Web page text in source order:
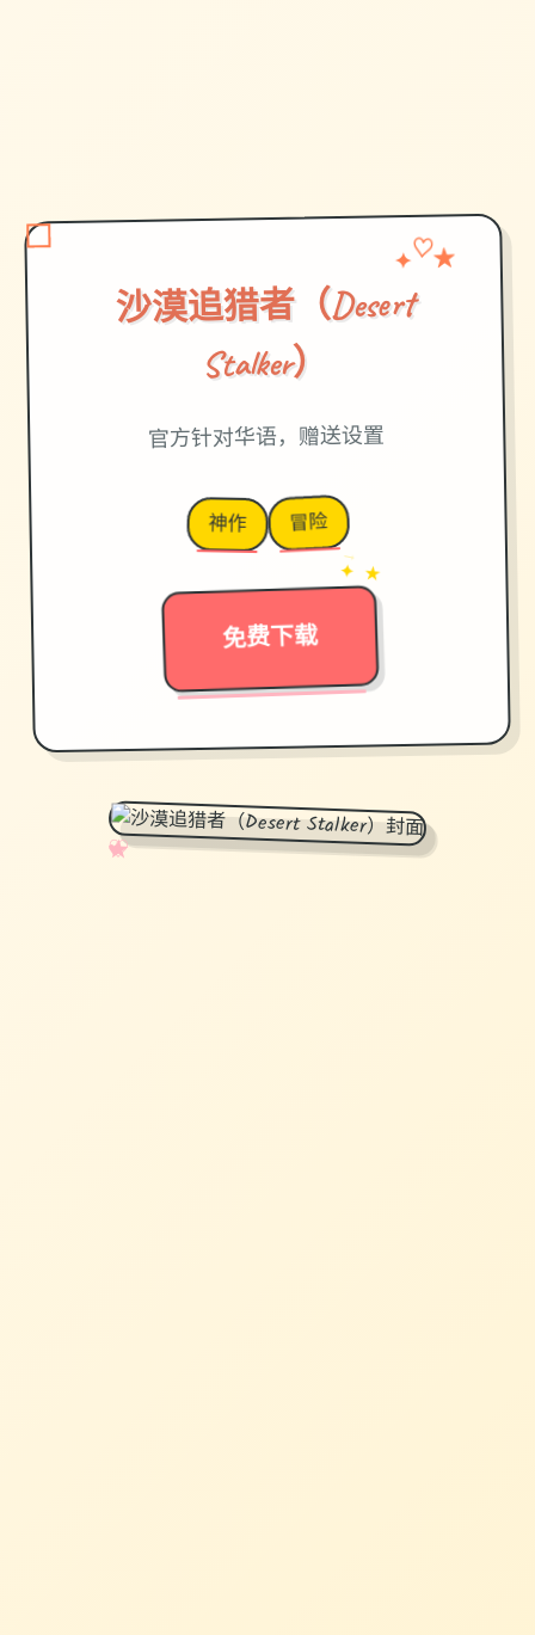
沙漠追猎者（Desert
Stalker）
✦ ♡ ★
官方针对华语，赠送设置
神作 冒险
免费下载
→
✦ ★
✧
♡
★
♥